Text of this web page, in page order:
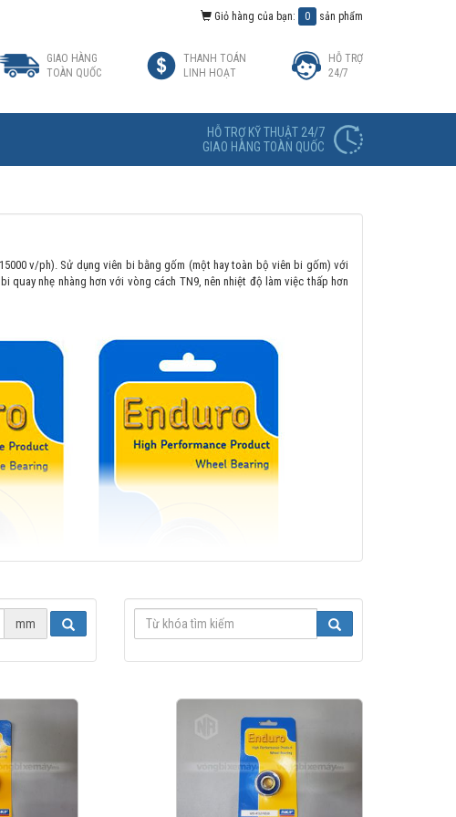
Giỏ hàng của bạn: 0 sản phẩm
GIAO HÀNG
TOÀN QUỐC
THANH TOÁN
LINH HOẠT
HỖ TRỢ
24/7
HỖ TRỢ KỸ THUẬT 24/7
GIAO HÀNG TOÀN QUỐC
v/ph). Sử dụng viên bi bằng gốm (một hay toàn bộ viên bi gốm) với
nhẹ nhàng hơn với vòng cách TN9, nên nhiệt độ làm việc thấp hơn
phát nhiệt ít hơn. Có độ cứng cao hơn thép, các viên bi gốm ít bị mài
khả năng làm việc cũng như độ tin cậy của ứng dụng Vòng trong có
mm